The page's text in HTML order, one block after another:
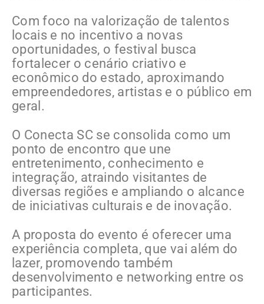
Com foco na valorização de talentos
locais e no incentivo a novas
oportunidades, o festival busca
fortalecer o cenário criativo e
econômico do estado, aproximando
empreendedores, artistas e o público em
geral.
O Conecta SC se consolida como um
ponto de encontro que une
entretenimento, conhecimento e
integração, atraindo visitantes de
diversas regiões e ampliando o alcance
de iniciativas culturais e de inovação.
A proposta do evento é oferecer uma
experiência completa, que vai além do
lazer, promovendo também
desenvolvimento e networking entre os
participantes.